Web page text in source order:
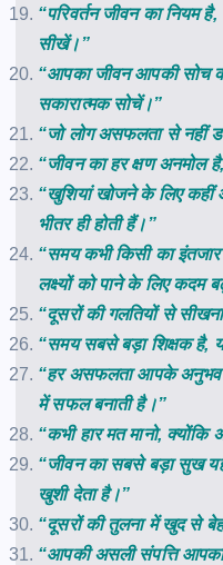
“परिवर्तन जीवन का नियम
सीखें।”
“आपका जीवन आपकी सोच
सकारात्मक सोचें।”
“जो लोग असफलता से नहीं
“जीवन का हर क्षण अनमोल
“खुशियां खोजने के लिए
भीतर ही होती हैं।”
“समय कभी किसी का
लक्ष्यों को पाने के लिए कदम
“दूसरों की गलतियों से
“समय सबसे बड़ा शिक्षक है,
“हर असफलता आपके अनुभव
में सफल बनाती है।”
“कभी हार मत मानो,
“जीवन का सबसे बड़ा सुख
खुशी देता है।”
“दूसरों की तुलना में खुद से
“आपकी असली संपत्ति